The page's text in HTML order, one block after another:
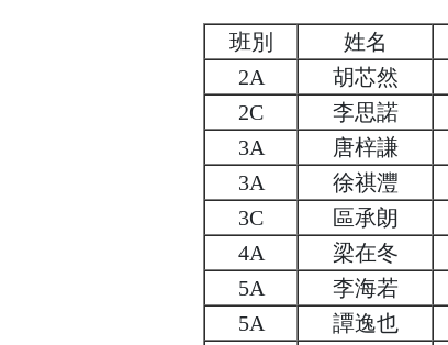
班別 姓名
2A
胡芯然
2C
李思諾
3A
唐梓謙
3A
徐祺灃
3C
區承朗
4A
梁在冬
5A
李海若
5A
譚逸也